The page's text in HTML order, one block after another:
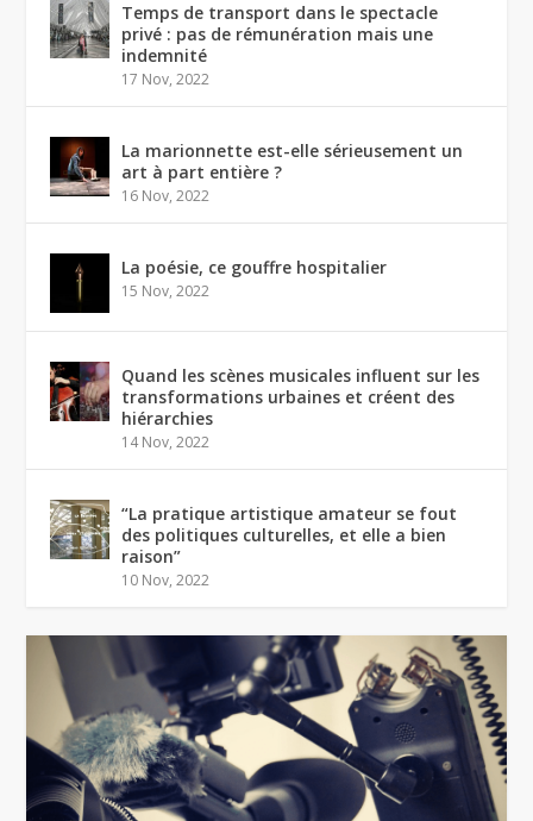
Temps de transport dans le spectacle
privé : pas de rémunération mais une
indemnité
17 Nov, 2022
La marionnette est-elle sérieusement un
art à part entière ?
16 Nov, 2022
La poésie, ce gouffre hospitalier
15 Nov, 2022
Quand les scènes musicales influent sur les
transformations urbaines et créent des
hiérarchies
14 Nov, 2022
“La pratique artistique amateur se fout
des politiques culturelles, et elle a bien
raison”
10 Nov, 2022